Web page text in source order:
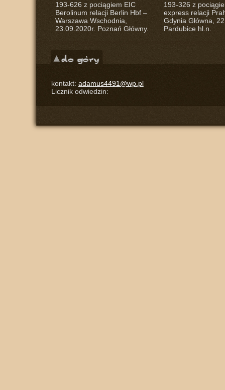
193-626 z pociągiem EIC
Berolinum relacji Berlin Hbf –
Warszawa Wschodnia,
23.09.2020r. Poznań Główny.
193-326 z
express relacji
Gdynia Główna,
Pardubice hl.n.
kontakt: adamus4491@wp.pl
Licznik odwiedzin: